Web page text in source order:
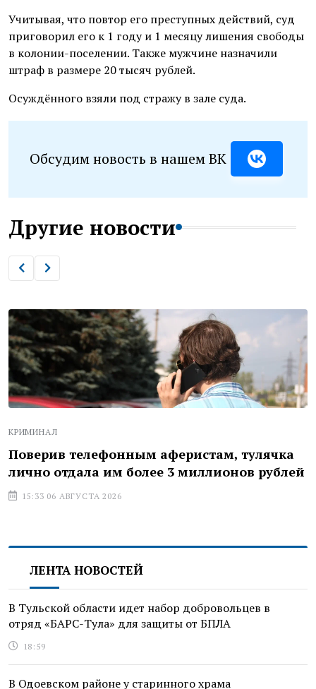
Учитывая, что повтор его преступных действий, суд
приговорил его к 1 году и 1 месяцу лишения свободы
в колонии-поселении. Также мужчине назначили
штраф в размере 20 тысяч рублей.
Осуждённого взяли под стражу в зале суда.
Обсудим новость в нашем ВК
Другие новости
КРИМИНАЛ
Поверив телефонным аферистам, тулячка
лично отдала им более 3 миллионов рублей
15:33 06 АВГУСТА 2026
ЛЕНТА НОВОСТЕЙ
В Тульской области идет набор добровольцев в
отряд «БАРС-Тула» для защиты от БПЛА
18:59
В Одоевском районе у старинного храма